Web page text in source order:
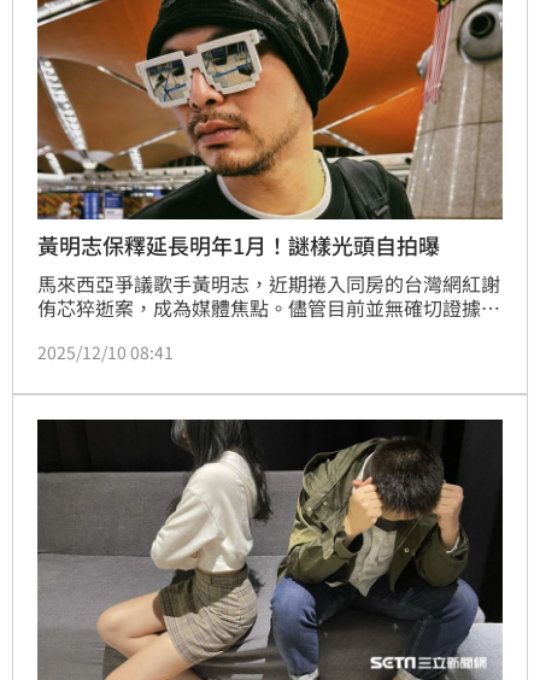
黃明志保釋延長明年1月！謎樣光頭自拍曝
馬來西亞爭議歌手黃明志，近期捲入同房的台灣網紅謝
侑芯猝逝案，成為媒體焦點。儘管目前並無確切證據顯
活動全面停擺。原先獲准的口頭保釋期限為今（10日）
延至明年1月11日。
2025/12/10 08:41